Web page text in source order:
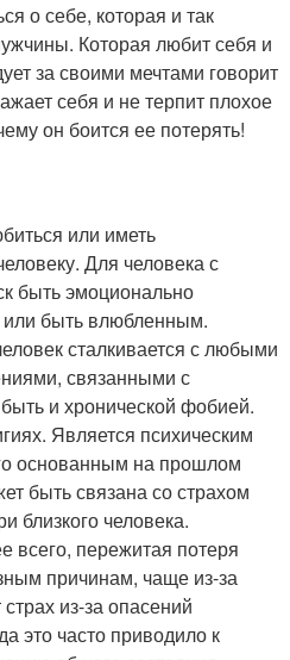
о себе, которая и так
Которая любит себя и
за своими мечтами говорит
себя и не терпит плохое
он боится ее потерять!
или иметь
Для человека с
быть эмоционально
быть влюбленным.
сталкивается с любыми
связанными с
и хронической фобией.
Является психическим
основанным на прошлом
быть связана со страхом
близкого человека.
всего, пережитая потеря
причинам, чаще из-за
из-за опасений
это часто приводило к